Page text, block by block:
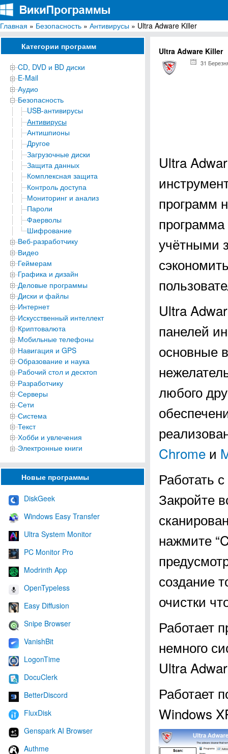
ВикиПрограммы
Энциклопедия бесплатных компьютерных программ для Windows
Главная » Безопасность » Антивирусы » Ultra Adware Killer
Категории программ
CD, DVD и BD диски
E-Mail
Аудио
Безопасность
USB-антивирусы
Антивирусы
Антишпионы
Другое
Загрузочные диски
Защита данных
Комплексная защита
Контроль доступа
Мониторинг и анализ
Пароли
Фаерволы
Шифрование
Веб-разработчику
Видео
Геймерам
Графика и дизайн
Деловые программы
Диски и файлы
Интернет
Искусственный интеллект
Криптовалюта
Мобильные телефоны
Навигация и GPS
Образование и наука
Рабочий стол и десктоп
Разработчику
Серверы
Сети
Система
Текст
Хобби и увлечения
Электронные книги
Новые программы
DiskGeek
Windows Easy Transfer
Ultra System Monitor
PC Monitor Pro
Modrinth App
OpenTypeless
Easy Diffusion
Snipe Browser
VanishBit
LogonTime
DocuClerk
BetterDiscord
FluxDisk
Genspark AI Browser
Authme
Ultra Adware Killer
31
Ultra
программ
учётными
Ultra
панелей
основные
любого
Chrome и
Работать
Закройте
нажмите
создание
очистки
Работает
немного
Ultra
Работает
Windows